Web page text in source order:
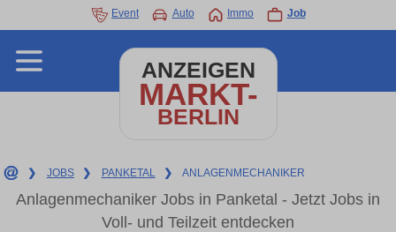
Event Auto Immo Job
ANZEIGEN
MARKT-
BERLIN
❯ JOBS ❯ PANKETAL ❯ ANLAGENMECHANIKER
Anlagenmechaniker Jobs in Panketal - Jetzt Jobs in
Voll- und Teilzeit entdecken